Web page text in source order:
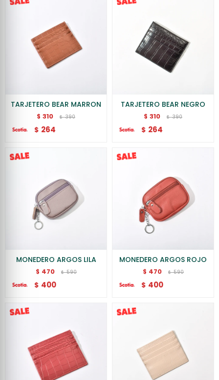
TARJETERO BEAR MARRON
$ 310 $ 390
$ 264
TARJETERO BEAR NEGRO
$ 310 $ 390
$ 264
MONEDERO ARGOS LILA
$ 470 $ 590
$ 400
MONEDERO ARGOS ROJO
$ 470 $ 590
$ 400